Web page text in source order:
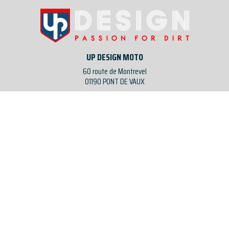
UP DESIGN MOTO
60 route de Montrevel
01190 PONT DE VAUX